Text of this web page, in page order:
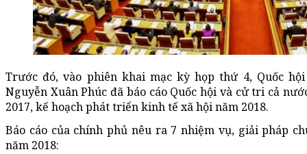
Trước đó, vào phiên khai mạc kỳ họp thứ 4, Quốc
Nguyễn Xuân Phúc đã báo cáo Quốc hội và cử tri cả
2017, kế hoạch phát triển kinh tế xã hội năm 2018.
Báo cáo của chính phủ nêu ra 7 nhiệm vụ, giải pháp
năm 2018: